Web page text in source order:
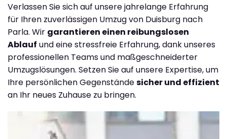
Verlassen Sie sich auf unsere jahrelange Erfahrung
für Ihren zuverlässigen Umzug von Duisburg nach
Parla. Wir garantieren einen reibungslosen
Ablauf und eine stressfreie Erfahrung, dank unseres
professionellen Teams und maßgeschneiderter
Umzugslösungen. Setzen Sie auf unsere Expertise, um
Ihre persönlichen Gegenständesicher und effizient
an Ihr neues Zuhause zu bringen.